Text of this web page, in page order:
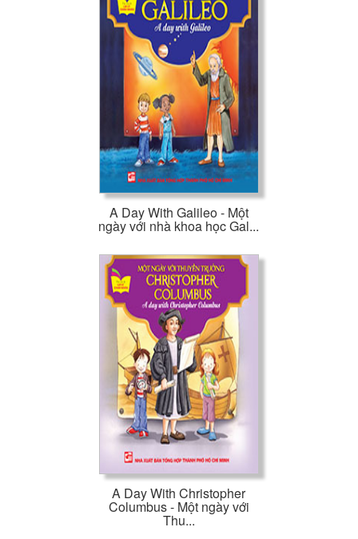
A Day With Galileo - Một
ngày với nhà khoa học Gal...
A Day With Christopher
Columbus - Một ngày với
Thu...